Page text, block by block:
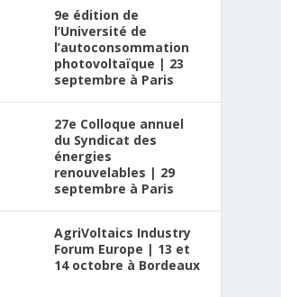
9e édition de
l’Université de
l’autoconsommation
photovoltaïque | 23
septembre à Paris
27e Colloque annuel
du Syndicat des
énergies
renouvelables | 29
septembre à Paris
AgriVoltaics Industry
Forum Europe | 13 et
14 octobre à Bordeaux